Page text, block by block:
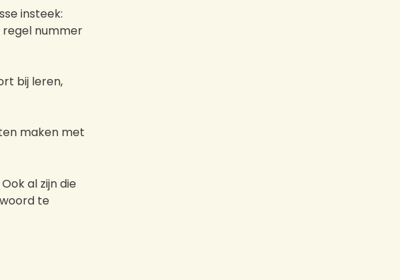
insteek:
regel nummer
bij leren,
maken met
Ook al zijn die
te